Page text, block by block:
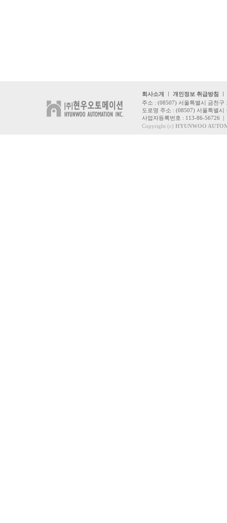
회사소개 ㅣ 개인정보 취급방침 ㅣ
주소 : (08507) 서울특별시 금천
도로명 주소 : (08507) 서울특별
사업자등록번호 : 113-86-56726
Copyright (c) HYUNWOO